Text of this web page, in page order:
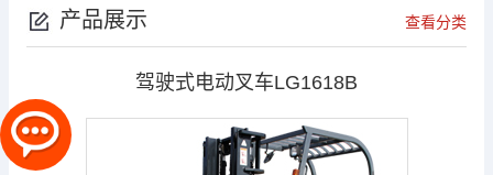
产品展示 查看分类
驾驶式电动叉车LG1618B